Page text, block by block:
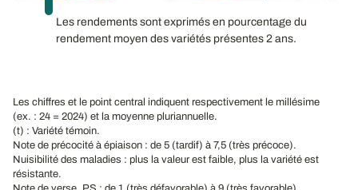
Les rendements sont exprimés en pourcentage du
rendement moyen des variétés présentes 2 ans.
Les chiffres et le point central indiquent respectivement le millésime
(ex. : 24 = 2024) et la moyenne pluriannuelle.
(t) : Variété témoin.
Note de précocité à épiaison : de 5 (tardif) à 7,5 (très précoce).
Nuisibilité des maladies : plus la valeur est faible, plus la variété est
résistante.